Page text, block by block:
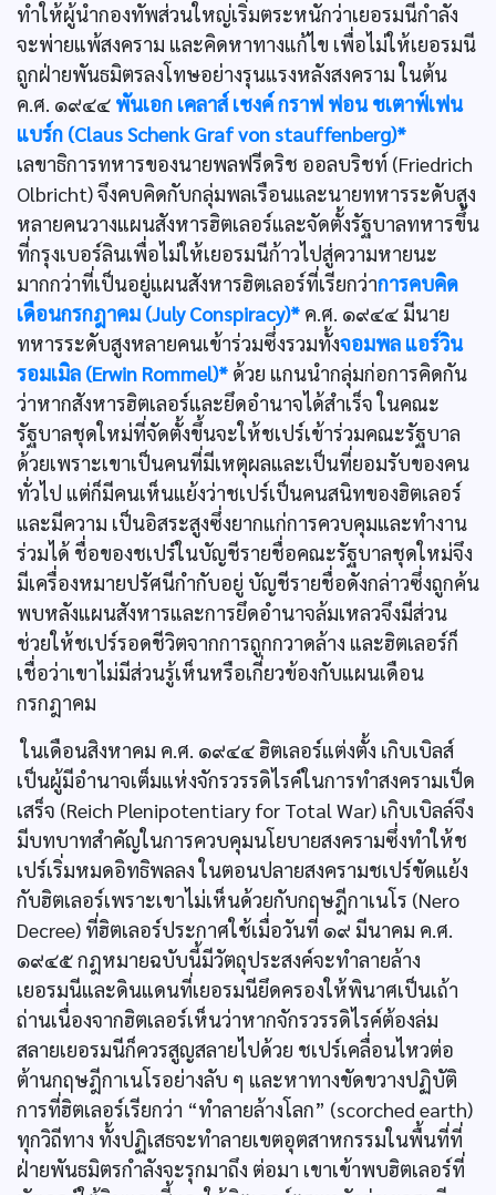
ทำให้ผู้นำกองทัพส่วนใหญ่เริ่มตระหนักว่าเยอรมนีกำลัง
จะพ่ายแพ้สงคราม และคิดหาทางแก้ไข เพื่อไม่ให้เยอรมนี
ถูกฝ่ายพันธมิตรลงโทษอย่างรุนแรงหลังสงคราม ในต้น
ค.ศ. ๑๙๔๔ พันเอก เคลาส์ เชงค์ กราฟ ฟอน ชเตาฟ์เฟน
แบร์ก (Claus Schenk Graf von stauffenberg)*
เลขาธิการทหารของนายพลฟรีดริช ออลบริชท์ (Friedrich
Olbricht) จึงคบคิดกับกลุ่มพลเรือนและนายทหารระดับสูง
หลายคนวางแผนสังหารฮิตเลอร์และจัดตั้งรัฐบาลทหารขึ้น
ที่กรุงเบอร์ลินเพื่อไม่ให้เยอรมนีก้าวไปสู่ความหายนะ
มากกว่าที่เป็นอยู่แผนสังหารฮิตเลอร์ที่เรียกว่าการคบคิด
เดือนกรกฎาคม (July Conspiracy)* ค.ศ. ๑๙๔๔ มีนาย
ทหารระดับสูงหลายคนเข้าร่วมซึ่งรวมทั้งจอมพล แอร์วิน
รอมเมิล (Erwin Rommel)* ด้วย แกนนำกลุ่มก่อการคิดกัน
ว่าหากสังหารฮิตเลอร์และยึดอำนาจได้สำเร็จ ในคณะ
รัฐบาลชุดใหม่ที่จัดตั้งขึ้นจะให้ชเปร์เข้าร่วมคณะรัฐบาล
ด้วยเพราะเขาเป็นคนที่มีเหตุผลและเป็นที่ยอมรับของคน
ทั่วไป แต่ก็มีคนเห็นแย้งว่าชเปร์เป็นคนสนิทของฮิตเลอร์
และมีความ เป็นอิสระสูงซึ่งยากแก่การควบคุมและทำงาน
ร่วมได้ ชื่อของชเปร์ในบัญชีรายชื่อคณะรัฐบาลชุดใหม่จึง
มีเครื่องหมายปรัศนีกำกับอยู่ บัญชีรายชื่อดังกล่าวซึ่งถูกค้น
พบหลังแผนสังหารและการยึดอำนาจล้มเหลวจึงมีส่วน
ช่วยให้ชเปร์รอดชีวิตจากการถูกกวาดล้าง และฮิตเลอร์ก็
เชื่อว่าเขาไม่มีส่วนรู้เห็นหรือเกี่ยวข้องกับแผนเดือน
กรกฎาคม
ในเดือนสิงหาคม ค.ศ. ๑๙๔๔ ฮิตเลอร์แต่งตั้ง เกิบเบิลส์
เป็นผู้มีอำนาจเต็มแห่งจักรวรรดิไรค์ในการทำสงครามเป็ด
เสร็จ (Reich Plenipotentiary for Total War) เกิบเบิลล์จึง
มีบทบาทสำคัญในการควบคุมนโยบายสงครามซึ่งทำให้ช
เปร์เริ่มหมดอิทธิพลลง ในตอนปลายสงครามชเปร์ขัดแย้ง
กับฮิตเลอร์เพราะเขาไม่เห็นด้วยกับกฤษฎีกาเนโร (Nero
Decree) ที่ฮิตเลอร์ประกาศใช้เมื่อวันที่ ๑๙ มีนาคม ค.ศ.
๑๙๔๕ กฎหมายฉบับนี้มีวัตถุประสงค์จะทำลายล้าง
เยอรมนีและดินแดนที่เยอรมนียึดครองให้พินาศเป็นเถ้า
ถ่านเนื่องจากฮิตเลอร์เห็นว่าหากจักรวรรดิไรค์ต้องล่ม
สลายเยอรมนีก็ควรสูญสลายไปด้วย ชเปร์เคลื่อนไหวต่อ
ต้านกฤษฎีกาเนโรอย่างลับ ๆ และหาทางขัดขวางปฏิบัติ
การที่ฮิตเลอร์เรียกว่า “ทำลายล้างโลก” (scorched earth)
ทุกวิถีทาง ทั้งปฏิเสธจะทำลายเขตอุตสาหกรรมในพื้นที่ที่
ฝ่ายพันธมิตรกำลังจะรุกมาถึง ต่อมา เขาเข้าพบฮิตเลอร์ที่